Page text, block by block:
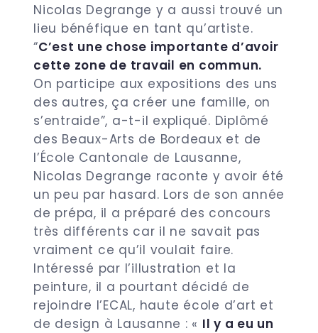
Nicolas Degrange y a aussi trouvé un
lieu bénéfique en tant qu’artiste.
“C’est une chose importante d’avoir
cette zone de travail en commun.
On participe aux expositions des uns
des autres, ça créer une famille, on
s’entraide”, a-t-il expliqué. Diplômé
des Beaux-Arts de Bordeaux et de
l’École Cantonale de Lausanne,
Nicolas Degrange raconte y avoir été
un peu par hasard. Lors de son année
de prépa, il a préparé des concours
très différents car il ne savait pas
vraiment ce qu’il voulait faire.
Intéressé par l’illustration et la
peinture, il a pourtant décidé de
rejoindre l’ECAL, haute école d’art et
de design à Lausanne : « Il y a eu un